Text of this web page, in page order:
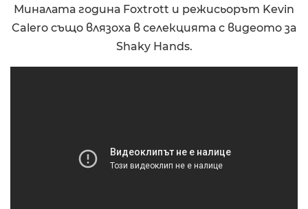
Миналата година Foxtrott и режисьорът Kevin
Calero също влязоха в селекцията с видеото за
Shaky Hands.